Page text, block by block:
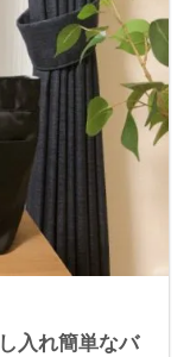
入れ簡単なバ